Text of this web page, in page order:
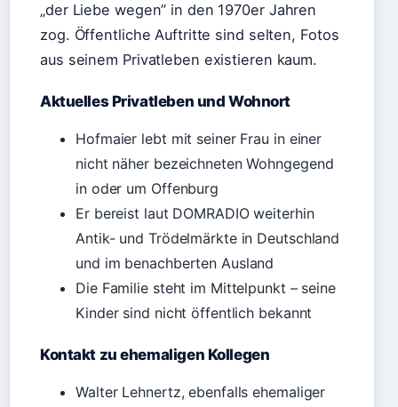
„der Liebe wegen” in den 1970er Jahren
zog. Öffentliche Auftritte sind selten, Fotos
aus seinem Privatleben existieren kaum.
Aktuelles Privatleben und Wohnort
Hofmaier lebt mit seiner Frau in einer
nicht näher bezeichneten Wohngegend
in oder um Offenburg
Er bereist laut DOMRADIO weiterhin
Antik- und Trödelmärkte in Deutschland
und im benachberten Ausland
Die Familie steht im Mittelpunkt – seine
Kinder sind nicht öffentlich bekannt
Kontakt zu ehemaligen Kollegen
Walter Lehnertz, ebenfalls ehemaliger